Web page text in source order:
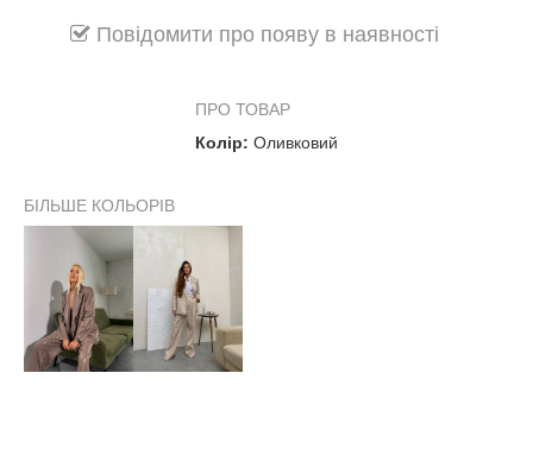
Повідомити про появу в наявності
ПРО ТОВАР
Колір: Оливковий
БІЛЬШЕ КОЛЬОРІВ